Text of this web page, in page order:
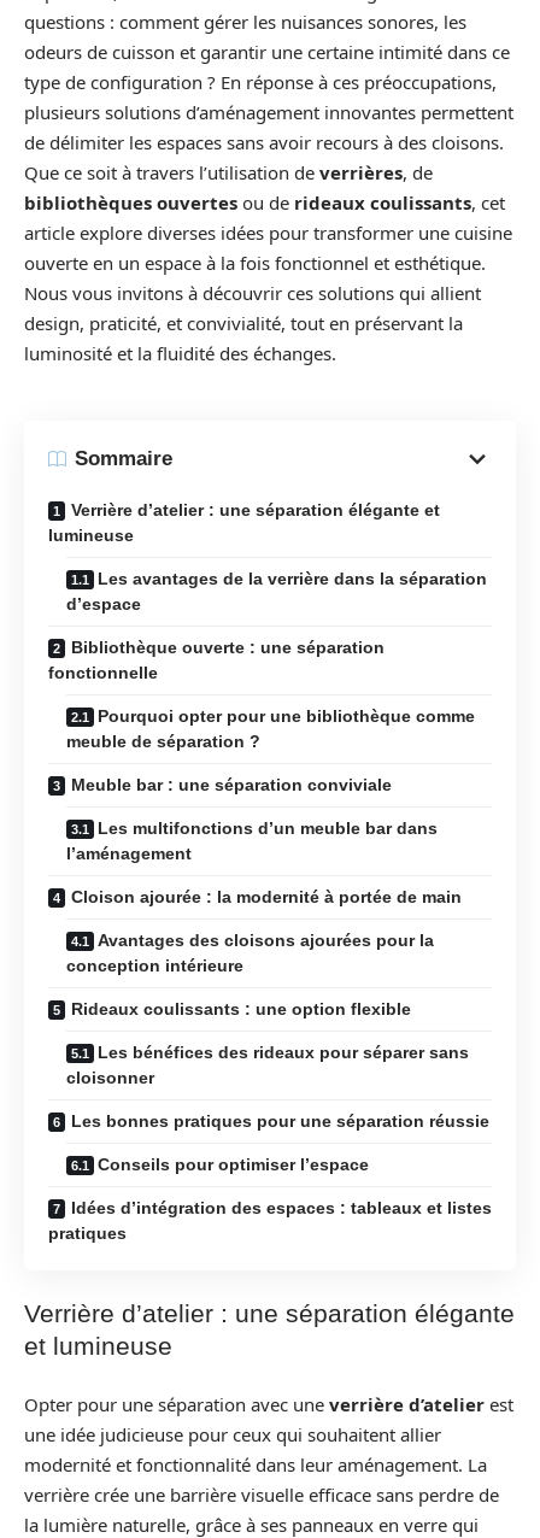
questions : comment gérer les nuisances sonores, les
odeurs de cuisson et garantir une certaine intimité dans ce
type de configuration ? En réponse à ces préoccupations,
plusieurs solutions d’aménagement innovantes permettent
de délimiter les espaces sans avoir recours à des cloisons.
Que ce soit à travers l’utilisation de verrières, de
bibliothèques ouvertes ou de rideaux coulissants, cet
article explore diverses idées pour transformer une cuisine
ouverte en un espace à la fois fonctionnel et esthétique.
Nous vous invitons à découvrir ces solutions qui allient
design, praticité, et convivialité, tout en préservant la
luminosité et la fluidité des échanges.
Sommaire
Verrière d’atelier : une séparation élégante et
lumineuse
Les avantages de la verrière dans la séparation
d’espace
Bibliothèque ouverte : une séparation
fonctionnelle
Pourquoi opter pour une bibliothèque comme
meuble de séparation ?
Meuble bar : une séparation conviviale
Les multifonctions d’un meuble bar dans
l’aménagement
Cloison ajourée : la modernité à portée de main
Avantages des cloisons ajourées pour la
conception intérieure
Rideaux coulissants : une option flexible
Les bénéfices des rideaux pour séparer sans
cloisonner
Les bonnes pratiques pour une séparation réussie
Conseils pour optimiser l’espace
Idées d’intégration des espaces : tableaux et listes
pratiques
Verrière d’atelier : une séparation élégante
et lumineuse
Opter pour une séparation avec une verrière d’atelier est
une idée judicieuse pour ceux qui souhaitent allier
modernité et fonctionnalité dans leur aménagement. La
verrière crée une barrière visuelle efficace sans perdre de
la lumière naturelle, grâce à ses panneaux en verre qui